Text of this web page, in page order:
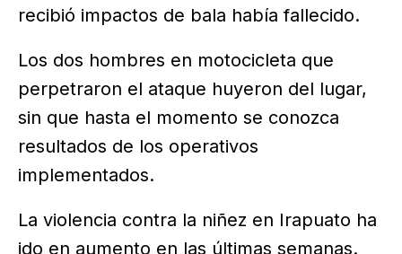
recibió impactos de bala había fallecido.
Los dos hombres en motocicleta que
perpetraron el ataque huyeron del lugar,
sin que hasta el momento se conozca
resultados de los operativos
implementados.
La violencia contra la niñez en Irapuato ha
ido en aumento en las últimas semanas.